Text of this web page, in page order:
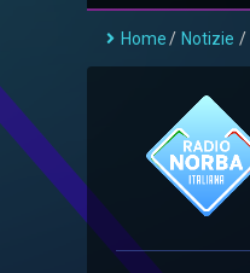
Home/ Notizie /